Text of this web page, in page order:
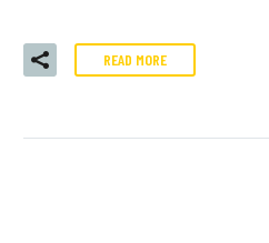
READ MORE